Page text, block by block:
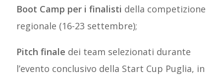
Boot Camp per i finalisti della competizione
regionale (16-23 settembre);
Pitch finale dei team selezionati durante
l’evento conclusivo della Start Cup Puglia, in